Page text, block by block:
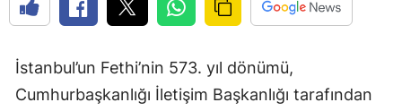
İstanbul’un Fethi’nin 573. yıl dönümü,
Cumhurbaşkanlığı İletişim Başkanlığı tarafından